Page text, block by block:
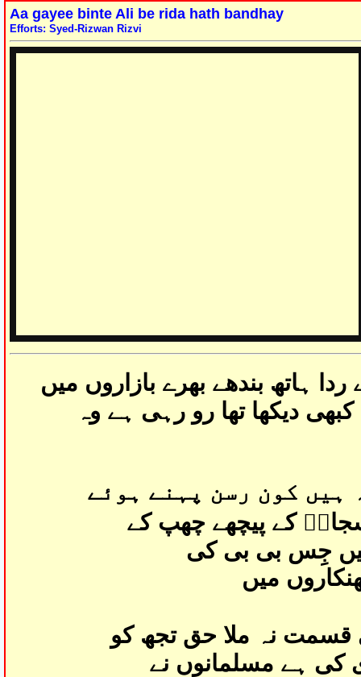
Aa gayee binte Ali be rida hath bandhay
Efforts: Syed-Rizwan Rizvi
ہاتھ بندھے بھرے بازاروں میں
دیکھا تھا رو رہی ہے وہ
ہیں کون رسن پہنے ہوئے
کے پیچھے چھپ کے
جِس بی بی کی
میں
قسمت نہ ملا حق تجھ کو
کی ہے مسلمانوں نے